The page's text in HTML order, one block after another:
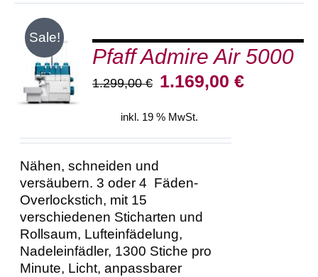
Sale!
IN DEN
WARENKORB
/
DETAILS
Pfaff Admire Air 5000
1.299,00€ Ursprünglicher
war:
1.169,00€Aktueller
inkl. 19 % MwSt.
Nähen, schneiden und
versäubern. 3 oder 4 Fäden-
Overlockstich, mit 15
verschiedenen Sticharten und
Rollsaum, Lufteinfädelung,
Nadeleinfädler, 1300 Stiche pro
Minute, Licht, anpassbarer